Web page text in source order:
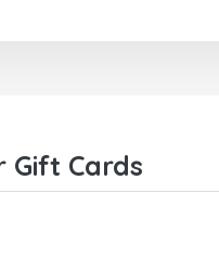
Gift Cards